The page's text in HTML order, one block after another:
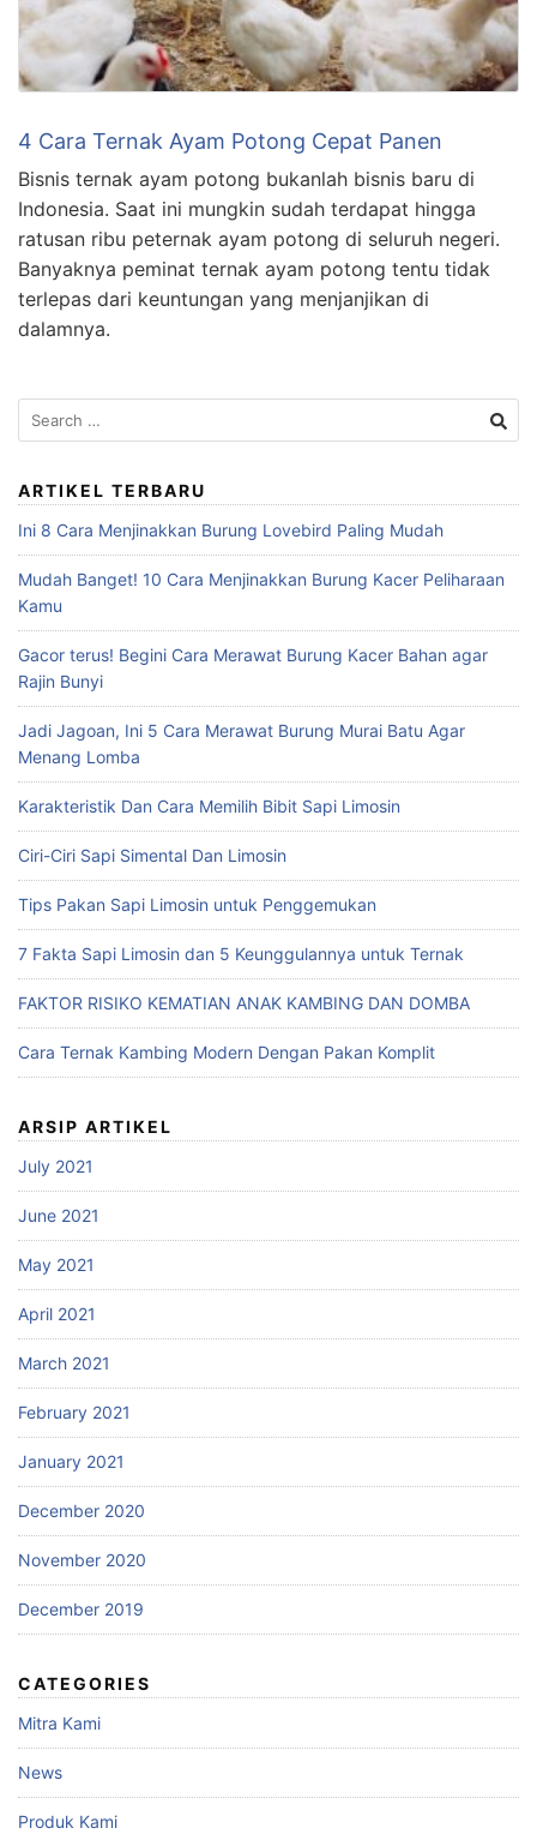
4 Cara Ternak Ayam Potong Cepat Panen
Bisnis ternak ayam potong bukanlah bisnis baru di
Indonesia. Saat ini mungkin sudah terdapat hingga
ratusan ribu peternak ayam potong di seluruh negeri.
Banyaknya peminat ternak ayam potong tentu tidak
terlepas dari keuntungan yang menjanjikan di
dalamnya.
Search
for:
ARTIKEL TERBARU
Ini 8 Cara Menjinakkan Burung Lovebird Paling Mudah
Mudah Banget! 10 Cara Menjinakkan Burung Kacer Peliharaan
Kamu
Gacor terus! Begini Cara Merawat Burung Kacer Bahan agar
Rajin Bunyi
Jadi Jagoan, Ini 5 Cara Merawat Burung Murai Batu Agar
Menang Lomba
Karakteristik Dan Cara Memilih Bibit Sapi Limosin
Ciri-Ciri Sapi Simental Dan Limosin
Tips Pakan Sapi Limosin untuk Penggemukan
7 Fakta Sapi Limosin dan 5 Keunggulannya untuk Ternak
FAKTOR RISIKO KEMATIAN ANAK KAMBING DAN DOMBA
Cara Ternak Kambing Modern Dengan Pakan Komplit
ARSIP ARTIKEL
July 2021
June 2021
May 2021
April 2021
March 2021
February 2021
January 2021
December 2020
November 2020
December 2019
CATEGORIES
Mitra Kami
News
Produk Kami